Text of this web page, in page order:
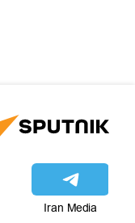
Iran Media